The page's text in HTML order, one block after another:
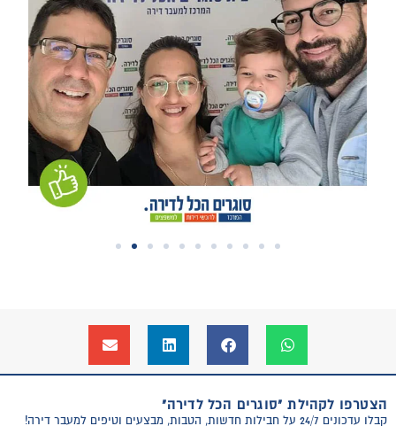
הצטרפו לקהילת "סוגרים הכל לדירה"
קבלו עדכונים 24/7 על חבילות חדשות, הטבות, מבצעים וטיפים למעבר דירה!